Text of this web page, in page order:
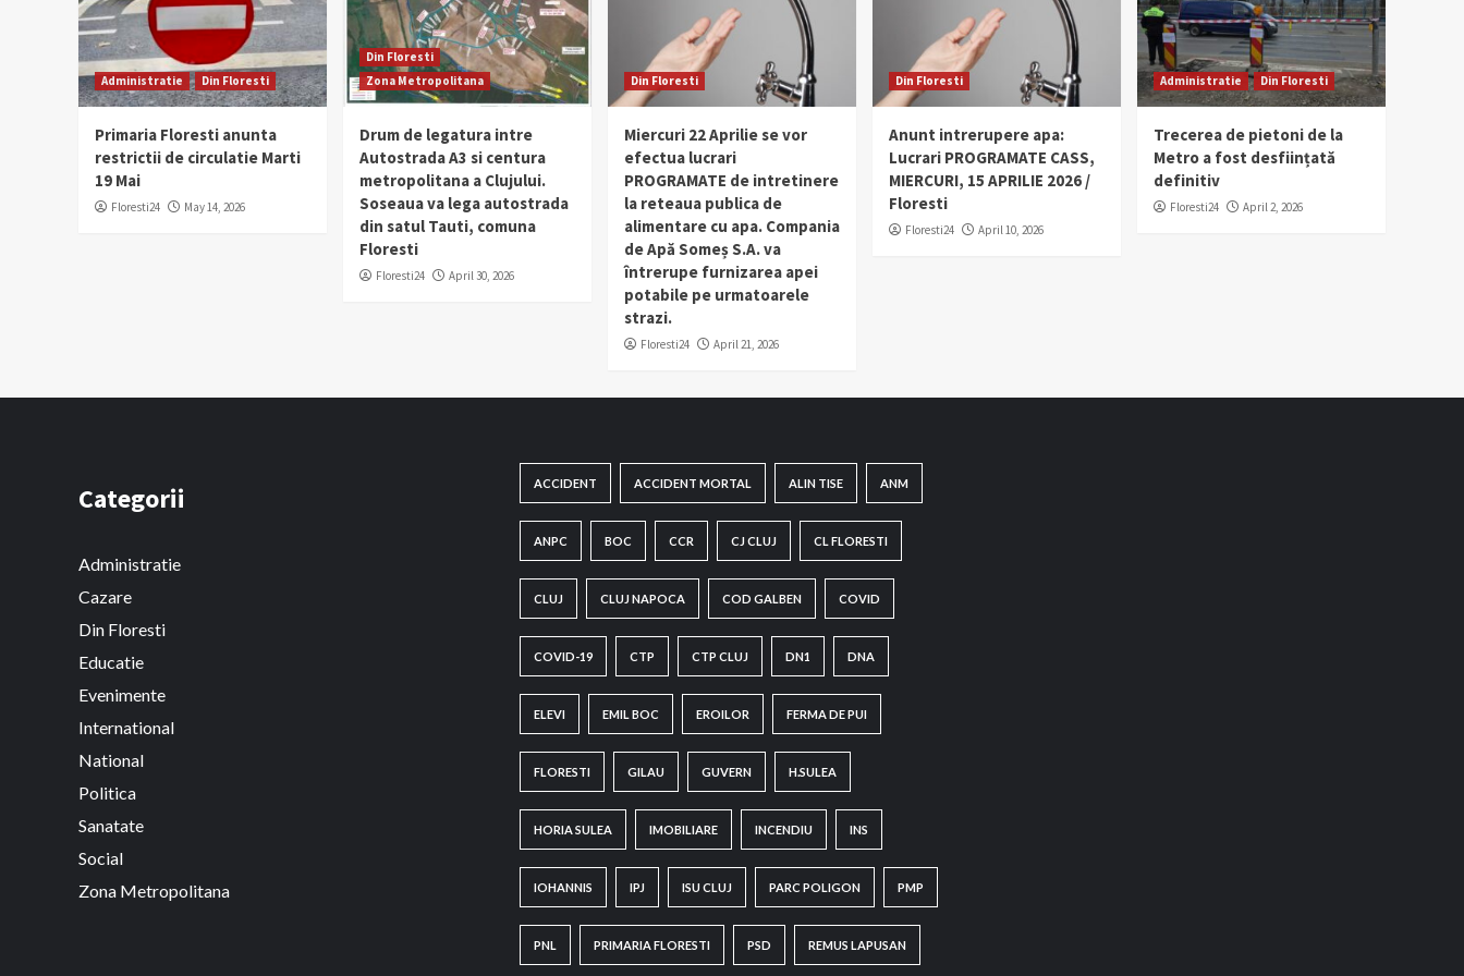
Administratie Din Floresti
Primaria Floresti anunta
restrictii de circulatie Marti
19 Mai
Floresti24 May 14, 2026
Din Floresti
Zona Metropolitana
Drum de legatura intre
Autostrada A3 si centura
metropolitana a Clujului.
Soseaua va lega autostrada
din satul Tauti, comuna
Floresti
Floresti24 April 30, 2026
Din Floresti
Miercuri 22 Aprilie se vor
efectua lucrari
PROGRAMATE de intretinere
la reteaua publica de
alimentare cu apa. Compania
de Apă Someș S.A. va
întrerupe furnizarea apei
potabile pe urmatoarele
strazi.
Floresti24 April 21, 2026
Din Floresti
Anunt intrerupere apa:
Lucrari PROGRAMATE CASS,
MIERCURI, 15 APRILIE 2026 /
Floresti
Floresti24 April 10, 2026
Administratie Din Floresti
Trecerea de pietoni de la
Metro a fost desființată
definitiv
Floresti24 April 2, 2026
Categorii
Administratie
Cazare
Din Floresti
Educatie
Evenimente
International
National
Politica
Sanatate
Social
Zona Metropolitana
ACCIDENT ACCIDENT MORTAL ALIN TISE ANM
ANPC BOC CCR CJ CLUJ CL FLORESTI
CLUJ CLUJ NAPOCA COD GALBEN COVID
COVID-19 CTP CTP CLUJ DN1 DNA
ELEVI EMIL BOC EROILOR FERMA DE PUI
FLORESTI GILAU GUVERN H.SULEA
HORIA SULEA IMOBILIARE INCENDIU INS
IOHANNIS IPJ ISU CLUJ PARC POLIGON PMP
PNL PRIMARIA FLORESTI PSD REMUS LAPUSAN